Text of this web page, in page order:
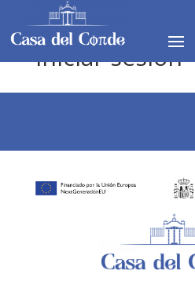
Iniciar sesión